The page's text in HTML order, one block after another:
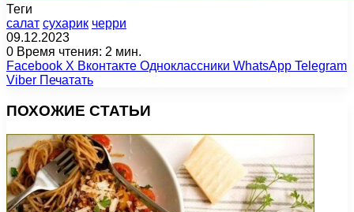
Теги
салат сухарик черри
09.12.2023
0 Время чтения: 2 мин.
Facebook X Вконтакте Одноклассники WhatsApp Telegram
Viber Печатать
ПОХОЖИЕ СТАТЬИ